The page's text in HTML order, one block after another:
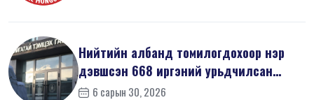
Нийтийн албанд томилогдохоор нэр
дэвшсэн 668 иргэний урьдчилсан
мэдүүл...
6 сарын 30, 2026